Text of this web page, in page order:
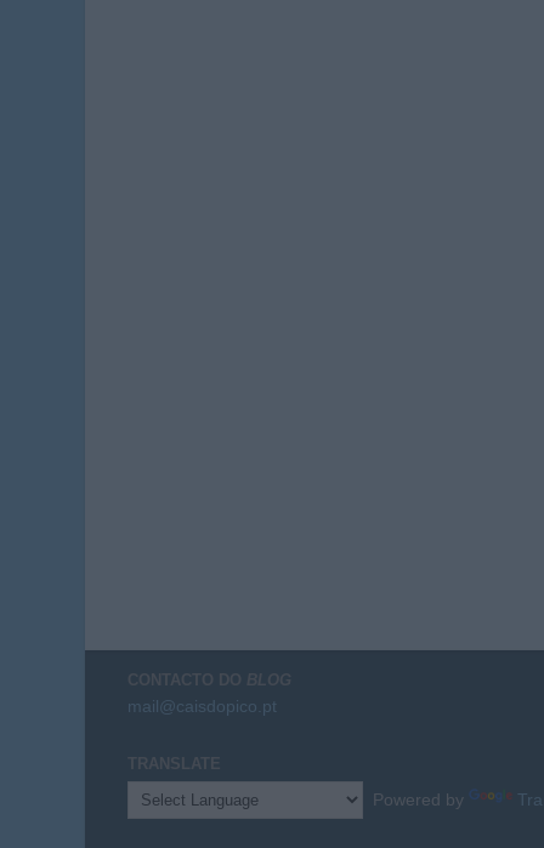
CONTACTO DO BLOG
mail@caisdopico.pt
TRANSLATE
Powered by